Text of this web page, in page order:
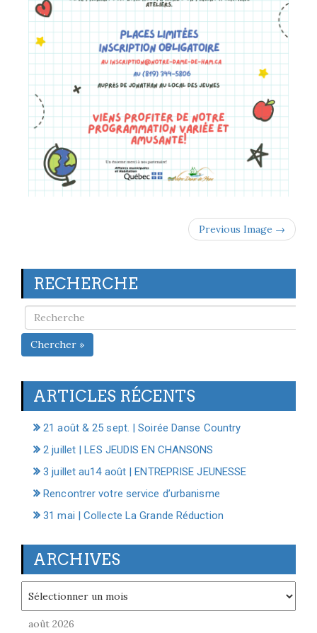
Previous Image →
RECHERCHE
Chercher »
ARTICLES RÉCENTS
21 août & 25 sept. | Soirée Danse Country
2 juillet | LES JEUDIS EN CHANSONS
3 juillet au14 août | ENTREPRISE JEUNESSE
Rencontrer votre service d’urbanisme
31 mai | Collecte La Grande Réduction
ARCHIVES
août 2026